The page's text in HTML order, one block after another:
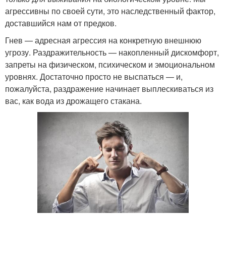
агрессивны по своей сути, это наследственный фактор,
доставшийся нам от предков.
​​​​​​​Гнев — адресная агрессия на конкретную внешнюю
угрозу. Раздражительность — накопленный дискомфорт,
запреты на физическом, психическом и эмоциональном
уровнях. Достаточно просто не выспаться — и,
пожалуйста, раздражение начинает выплескиваться из
вас, как вода из дрожащего стакана.